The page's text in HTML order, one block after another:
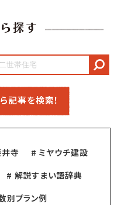
記事を検索！
寺
# ミヤウチ建設
# 解説すまい語辞典
別プラン例